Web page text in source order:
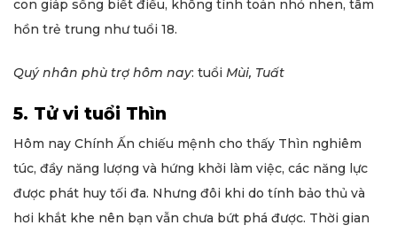
con giáp sống biết điều, không tính toán nhỏ nhen, tâm
hồn trẻ trung như tuổi 18.
Quý nhân phù trợ hôm nay: tuổi Mùi, Tuất
5. Tử vi tuổi Thìn
Hôm nay Chính Ấn chiếu mệnh cho thấy Thìn nghiêm
túc, đầy năng lượng và hứng khởi làm việc, các năng lực
được phát huy tối đa. Nhưng đôi khi do tính bảo thủ và
hơi khắt khe nên bạn vẫn chưa bứt phá được. Thời gian